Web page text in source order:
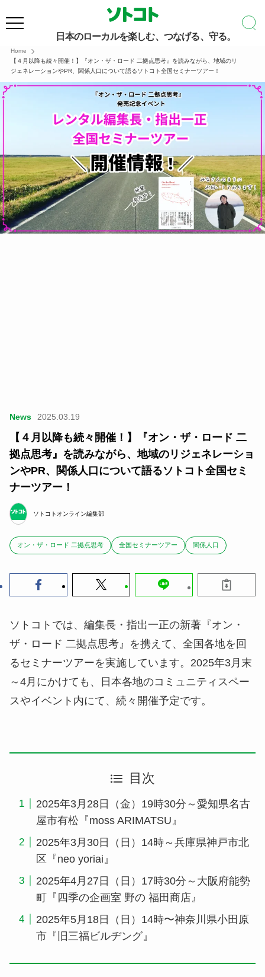
日本のローカルを楽しむ、つなげる、守る。
Home
【４月以降も続々開催！】『オン・ザ・ロード 二拠点思考』を読みながら、地域のリ
ジェネレーションやPR、関係人口について語るソトコト全国セミナーツアー！
News 2025.03.19
【４月以降も続々開催！】『オン・ザ・ロード 二
拠点思考』を読みながら、地域のリジェネレーショ
ンやPR、関係人口について語るソトコト全国セミ
ナーツアー！
ソトコトオンライン編集部
オン・ザ・ロード 二拠点思考 全国セミナーツアー 関係人口
ソトコトでは、編集長・指出一正の新著『オン・
ザ・ロード 二拠点思考』を携えて、全国各地を回
るセミナーツアーを実施しています。2025年3月末
～4月にかけても、日本各地のコミュニティスペー
スやイベント内にて、続々開催予定です。
目次
2025年3月28日（金）19時30分～愛知県名古
屋市有松『moss ARIMATSU』
2025年3月30日（日）14時～兵庫県神戸市北
区『neo yoriai』
2025年4月27日（日）17時30分～大阪府能勢
町『四季の企画室 野の 福田商店』
2025年5月18日（日）14時〜神奈川県小田原
市『旧三福ビルヂング』